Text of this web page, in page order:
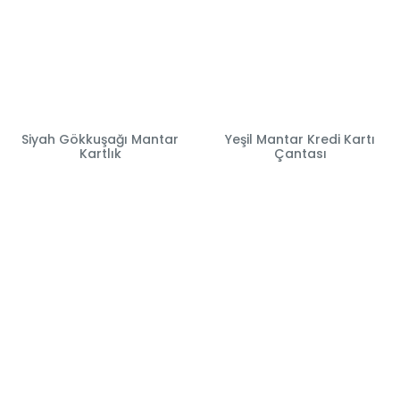
Siyah Gökkuşağı Mantar
Kartlık
Yeşil Mantar Kredi Kartı
Çantası